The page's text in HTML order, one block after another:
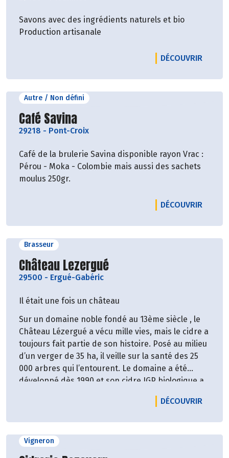
Savons avec des ingrédients naturels et bio
Production artisanale
DÉCOUVRIR
Autre / Non défini
Découvrir le producteur
Café Savina
29218 - Pont-Croix
Café de la brulerie Savina disponible rayon Vrac :
Pérou - Moka - Colombie mais aussi des sachets
moulus 250gr.
DÉCOUVRIR
Brasseur
Découvrir le producteur
Château Lezergué
29500 - Ergué-Gabéric
Il était une fois un château
Sur un domaine noble fondé au 13ème siècle , le
Château Lézergué a vécu mille vies, mais le cidre a
toujours fait partie de son histoire. Posé au milieu
d’un verger de 35 ha, il veille sur la santé des 25
000 arbres qui l’entourent. Le domaine a été
développé dès 1990 et son cidre IGP biologique a
grands concours régionaux et nationaux.DÉCOUVRIR
Vigneron